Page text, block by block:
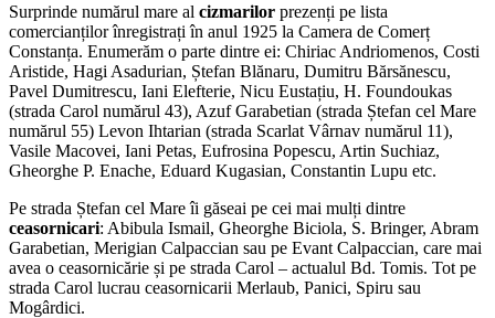
Surprinde numărul mare al cizmarilor prezenți pe lista
comercianților înregistrați în anul 1925 la Camera de Comerț
Constanța. Enumerăm o parte dintre ei: Chiriac Andriomenos, Costi
Aristide, Hagi Asadurian, Ștefan Blănaru, Dumitru Bărsănescu,
Pavel Dumitrescu, Iani Elefterie, Nicu Eustațiu, H. Foundoukas
(strada Carol numărul 43), Azuf Garabetian (strada Ștefan cel Mare
numărul 55) Levon Ihtarian (strada Scarlat Vârnav numărul 11),
Vasile Macovei, Iani Petas, Eufrosina Popescu, Artin Suchiaz,
Gheorghe P. Enache, Eduard Kugasian, Constantin Lupu etc.
Pe strada Ștefan cel Mare îi găseai pe cei mai mulți dintre
ceasornicari: Abibula Ismail, Gheorghe Biciola, S. Bringer, Abram
Garabetian, Merigian Calpaccian sau pe Evant Calpaccian, care mai
avea o ceasornicărie și pe strada Carol – actualul Bd. Tomis. Tot pe
strada Carol lucrau ceasornicarii Merlaub, Panici, Spiru sau
Mogârdici.